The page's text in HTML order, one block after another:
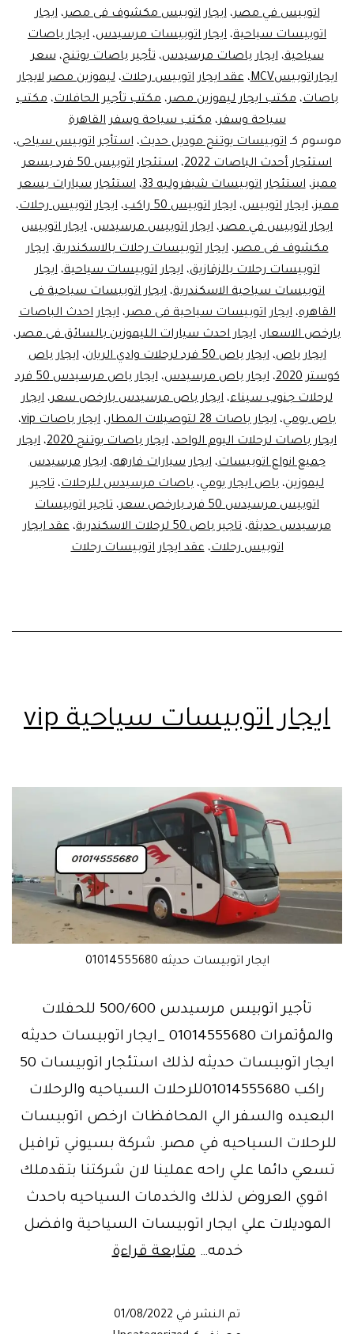
اتوبيس في مصر،ايجار اتوبيس مكشوف فى مصر،ايجار
اتوبيسات سياحية، ايجار اتوبيسات مرسيدس، ايجار باصات
سياحية،ايجار باصات مرسيدس،تأجير باصات يوتنج،سعر
ايجاراتوبيسMCV
،عقد ايجار اتوبيس رحلات،ليموزين مصر لايجار
باصات، مكتب ايجار ليموزين مصر، مكتب تأجير الحافلات، مكتب
سياحة وسفر،مكتب سياحة وسفر القاهرة
موسوم كـاتوبيسات يوتنج موديل حديث،استأجر اتوبيس سياحى،
استئجار أحدث الباصات 2022
،
استئجار اتوبيس 50 فرد بسعر
مميز،استئجار اتوبيسات شيفروليه 33 ،استئجار سيارات بسعر
مميز،ايجار اتوبيس،ايجار اتوبيس 50 راكب ،ايجار اتوبيس رحلات،
ايجار اتوبيس في مصر، ايجار اتوبيس مرسيدس، ايجار اتوبيس
مكشوف فى مصر،ايجار اتوبيسات رحلات بالاسكندرية،ايجار
اتوبيسات رحلات بالزقازيق،ايجار اتوبيسات سياحية،ايجار
اتوبيسات سياحية الاسكندرية، ايجار اتوبيسات سياحية فى
القاهره،ايجار اتوبيسات سياحية فى مصر،ايجار احدث الباصات
بارخص الاسعار، ايجار احدث سيارات الليموزين بالسائق فى مصر،
ايجار باص،ايجار باص 50 فرد لرحلات وادي الريان ،ايجار باص
كوستر 2020
،ايجار باص مرسيدس،
ايجار باص مرسيدس 50 فرد
لرحلات جنوب سيناء، ايجار باص مرسيدس بارخص سعر، ايجار
باص يومي، ايجار باصات 28 لتوصيلات المطار ، ايجار باصات vip
،
ايجار باصات لرحلات اليوم الواحد، ايجار باصات يوتنج 2020 ، ايجار
جميع انواع اتوبيسات،ايجار سيارات فارهه،ايجار مرسيدس
ليموزين، باص ايجار يومي، باصات مرسيدس للرحلات، تاجير
اتوبيس مرسيدس 50 فرد بارخص سعر
، تاجير اتوبيسات
مرسيدس حديثة، تاجير باص 50 لرحلات الاسكندرية ، عقد ايجار
اتوبيس رحلات،عقد ايجار اتوبيسات رحلات
ايجار اتوبيسات سياحية vip
ايجار اتوبيسات حديثه 01014555680
تأجير اتوبيس مرسيدس 500/600 للحفلات
والمؤتمرات 01014555680 _ايجار اتوبيسات حديثه
ايجار اتوبيسات حديثه لذلك استئجار اتوبيسات 50
راكب 01014555680للرحلات السياحيه والرحلات
البعيده والسفر الي المحافظات ارخص اتوبيسات
للرحلات السياحيه في مصر. شركة بسيوني ترافيل
تسعي دائما علي راحه عملينا لان شركتنا بتقدملك
اقوي العروض لذلك والخدمات السياحيه باحدث
الموديلات علي ايجار اتوبيسات السياحية وافضل
خدمه…متابعة قراءةايجار
تم النشر في 01/08/2022